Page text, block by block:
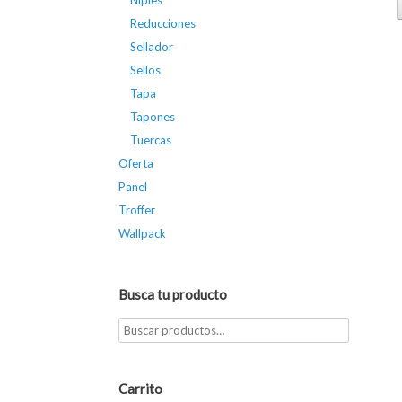
Reducciones
Sellador
Sellos
Tapa
Tapones
Tuercas
Oferta
Panel
Troffer
Wallpack
Busca tu producto
Carrito